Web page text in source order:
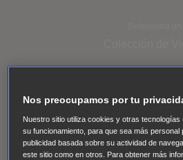
Thomas, el ojo del FBI
Insomnia El Guardián The
Nos preocupamos por tu
Nuestro sitio utiliza cookies y otras
su funcionamiento, para que sea más
publicidad basada sobre su actividad de
este sitio como en otros. Para obtener más